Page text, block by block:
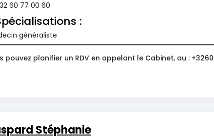
60 77 00 60
:
généraliste
pouvez planifier un RDV en appelant le Cabinet, au :
Stéphanie